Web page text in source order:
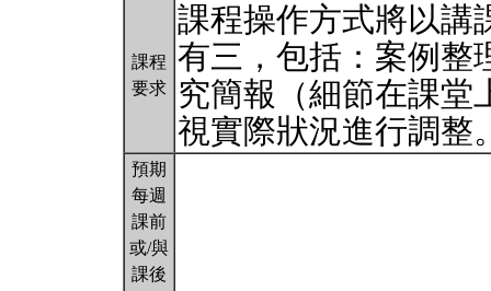
課程
要求
課程操作方式將以講
有三，包括：案例整
究簡報（細節在課堂
視實際狀況進行調整
預期
每週
課前
或/與
課後